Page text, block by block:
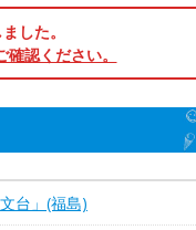
した。
認ください。
台」(福島)